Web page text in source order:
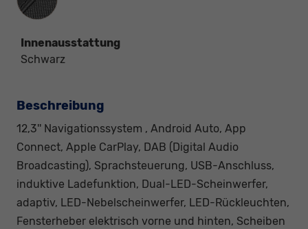
Innenausstattung
Schwarz
Beschreibung
12,3'' Navigationssystem , Android Auto, App
Connect, Apple CarPlay, DAB (Digital Audio
Broadcasting), Sprachsteuerung, USB-Anschluss,
induktive Ladefunktion, Dual-LED-Scheinwerfer,
adaptiv, LED-Nebelscheinwerfer, LED-Rückleuchten,
Fensterheber elektrisch vorne und hinten, Scheiben